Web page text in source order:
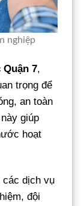
nghiệp
7,
trọng để
an toàn
giúp
hoạt
các dịch vụ
đội